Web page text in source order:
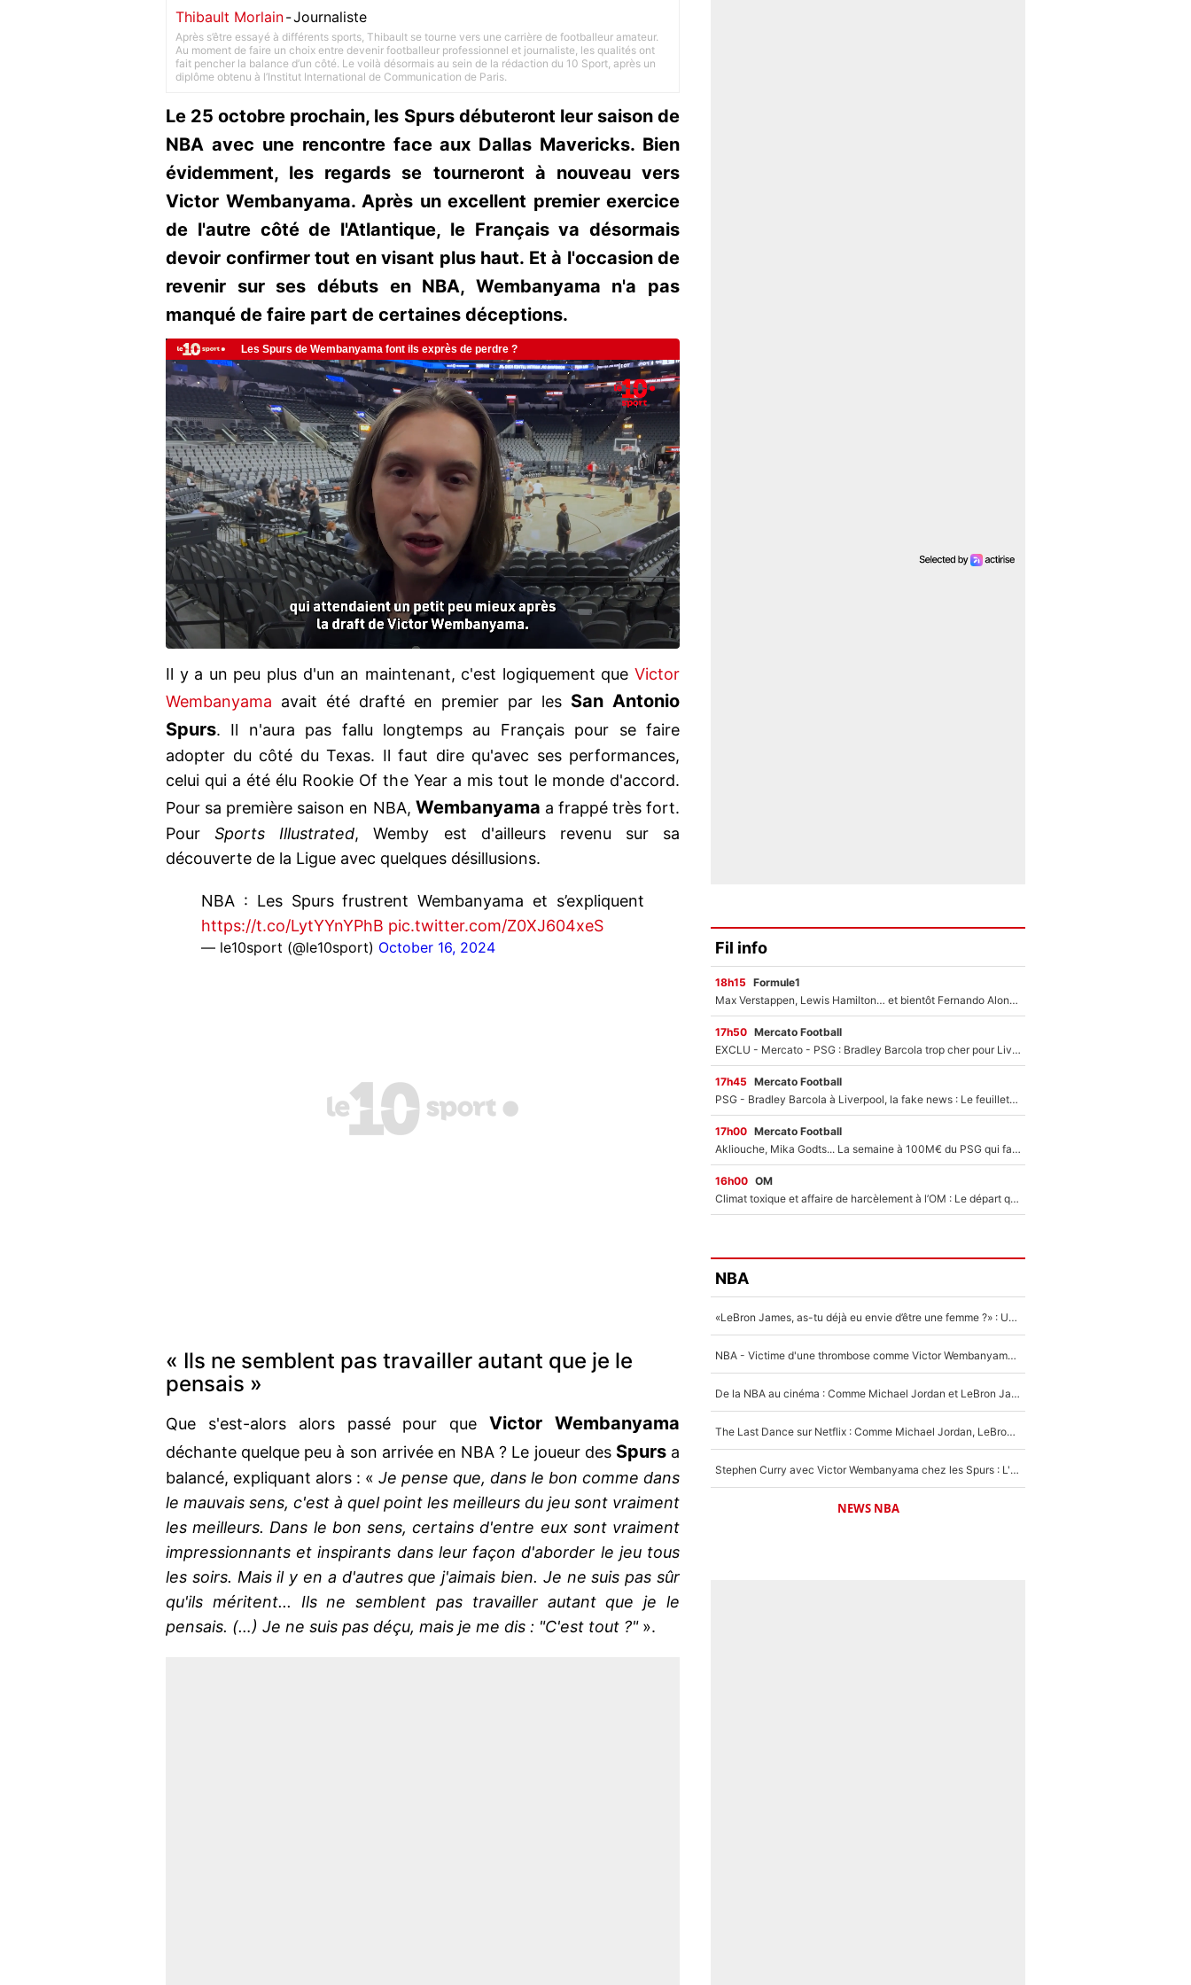
Thibault Morlain-Journaliste
Après s’être essayé à différents sports, Thibault se tourne vers une carrière de footballeur amateur.
Au moment de faire un choix entre devenir footballeur professionnel et journaliste, les qualités ont
fait pencher la balance d’un côté. Le voilà désormais au sein de la rédaction du 10 Sport, après un
diplôme obtenu à l’Institut International de Communication de Paris.
Le 25 octobre prochain, les Spurs débuteront leur saison de
NBA avec une rencontre face aux Dallas Mavericks. Bien
évidemment, les regards se tourneront à nouveau vers
Victor Wembanyama. Après un excellent premier exercice
de l'autre côté de l'Atlantique, le Français va désormais
devoir confirmer tout en visant plus haut. Et à l'occasion de
revenir sur ses débuts en NBA, Wembanyama n'a pas
manqué de faire part de certaines déceptions.
Il y a un peu plus d'un an maintenant, c'est logiquement que Victor
Wembanyama avait été drafté en premier par les San Antonio
Spurs. Il n'aura pas fallu longtemps au Français pour se faire
adopter du côté du Texas. Il faut dire qu'avec ses performances,
celui qui a été élu Rookie Of the Year a mis tout le monde d'accord.
Pour sa première saison en NBA, Wembanyama a frappé très fort.
PourSports Illustrated, Wemby est d'ailleurs revenu sur sa
découverte de la Ligue avec quelques désillusions.
NBA : Les Spurs frustrent Wembanyama et s’expliquent
https://t.co/LytYYnYPhB pic.twitter.com/Z0XJ604xeS
— le10sport (@le10sport) October 16, 2024
« Ils ne semblent pas travailler autant que je le
pensais »
Que s'est-alors alors passé pour queVictor Wembanyama
déchante quelque peu à son arrivée en NBA ? Le joueur des Spurs a
balancé, expliquant alors : « Je pense que, dans le bon comme dans
le mauvais sens, c'est à quel point les meilleurs du jeu sont vraiment
les meilleurs. Dans le bon sens, certains d'entre eux sont vraiment
impressionnants et inspirants dans leur façon d'aborder le jeu tous
les soirs. Mais il y en a d'autres que j'aimais bien. Je ne suis pas sûr
qu'ils méritent... Ils ne semblent pas travailler autant que je le
pensais. (…) Je ne suis pas déçu, mais je me dis : "C'est tout ?" ».
Fil info
18h15 Formule1
Max Verstappen, Lewis Hamilton… et bientôt Fernando Alonso ? Le classement des pilotes les mieux payés en Formule 1 risque de changer !
17h50 Mercato Football
EXCLU - Mercato - PSG : Bradley Barcola trop cher pour Liverpool
17h45 Mercato Football
PSG - Bradley Barcola à Liverpool, la fake news : Le feuilleton continue !
17h00 Mercato Football
Akliouche, Mika Godts... La semaine à 100M€ du PSG qui fait basculer le mercato du PSG !
16h00 OM
Climat toxique et affaire de harcèlement à l’OM : Le départ qui soulage le vestiaire de Bruno Genesio
NBA
«LeBron James, as-tu déjà eu envie d’être une femme ?» : Un dérapage de Donald Trump sur la superstar de la NBA refait surface
NBA - Victime d'une thrombose comme Victor Wembanyama, Chris Bosh prévient le Français des risques sur sa santé : «J’ai failli mourir sur le coup et j’ai été ramené à la vie»
De la NBA au cinéma : Comme Michael Jordan et LeBron James, Victor Wembanyama rêve d'une carrière d'acteur !
The Last Dance sur Netflix : Comme Michael Jordan, LeBron James va avoir le droit à sa série !
Stephen Curry avec Victor Wembanyama chez les Spurs : L'idée d'un trade historique est lancée en NBA !
NEWS NBA